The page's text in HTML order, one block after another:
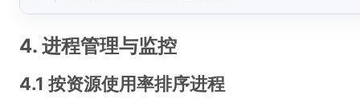
4. 进程管理与监控
4.1 按资源使用率排序进程